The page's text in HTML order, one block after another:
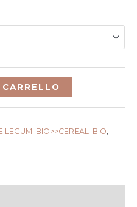
LEGUMI BIO>>CEREALI BIO,